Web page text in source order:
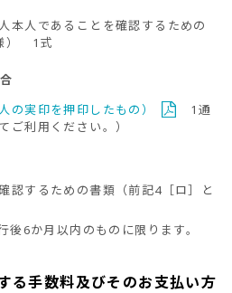
本人であることを確認するための
） 1式
の実印を押印したもの）
1通
ご利用ください。）
認するための書類（前記4［ロ］と
6か月以内のものに限ります。
る手数料及びそのお支払い方